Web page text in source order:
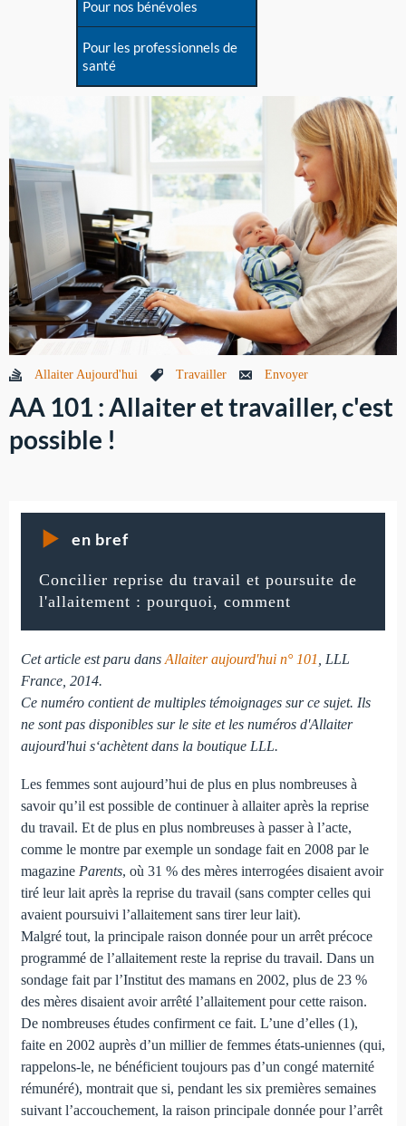
Pour nos bénévoles
Pour les professionnels de
santé
Allaiter Aujourd'hui Travailler Envoyer
AA 101 : Allaiter et travailler, c'est
possible !
en bref
Concilier reprise du travail et poursuite de
l'allaitement : pourquoi, comment
Cet article est paru dans Allaiter aujourd'hui n° 101
, LLL
France, 2014.
Ce numéro contient de multiples témoignages sur ce sujet. Ils
ne sont pas disponibles sur le site et les numéros d'Allaiter
aujourd'hui s‘achètent dans la boutique LLL.
Les femmes sont aujourd’hui de plus en plus nombreuses à
savoir qu’il est possible de continuer à allaiter après la reprise
du travail. Et de plus en plus nombreuses à passer à l’acte,
comme le montre par exemple un sondage fait en 2008 par le
magazine Parents, où 31 % des mères interrogées disaient avoir
tiré leur lait après la reprise du travail (sans compter celles qui
avaient poursuivi l’allaitement sans tirer leur lait).
Malgré tout, la principale raison donnée pour un arrêt précoce
programmé de l’allaitement reste la reprise du travail. Dans un
sondage fait par l’Institut des mamans en 2002, plus de 23 %
des mères disaient avoir arrêté l’allaitement pour cette raison.
De nombreuses études confirment ce fait. L’une d’elles (1),
faite en 2002 auprès d’un millier de femmes états-uniennes (qui,
rappelons-le, ne bénéficient toujours pas d’un congé maternité
rémunéré), montrait que si, pendant les six premières semaines
suivant l’accouchement, la raison principale donnée pour l’arrêt